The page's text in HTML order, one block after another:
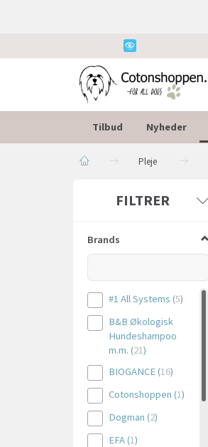
Tilbud Nyheder
Pleje
FILTRER
Brands
#1 All Systems (5)
B&B Økologisk
Hundeshampoo
m.m. (21)
BIOGANCE(16)
Cotonshoppen (1)
Dogman (2)
EFA(1)